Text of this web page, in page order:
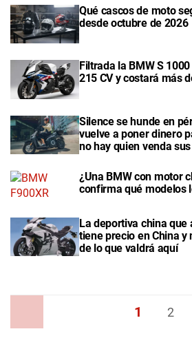
Qué cascos de moto
desde octubre de 2026
Filtrada la BMW S
215 CV y costará más
Silence se hunde en
vuelve a poner dinero
no hay quien venda
¿Una BMW con motor
confirma qué modelos
La deportiva china que
tiene precio en China y
de lo que valdrá aquí
1 2